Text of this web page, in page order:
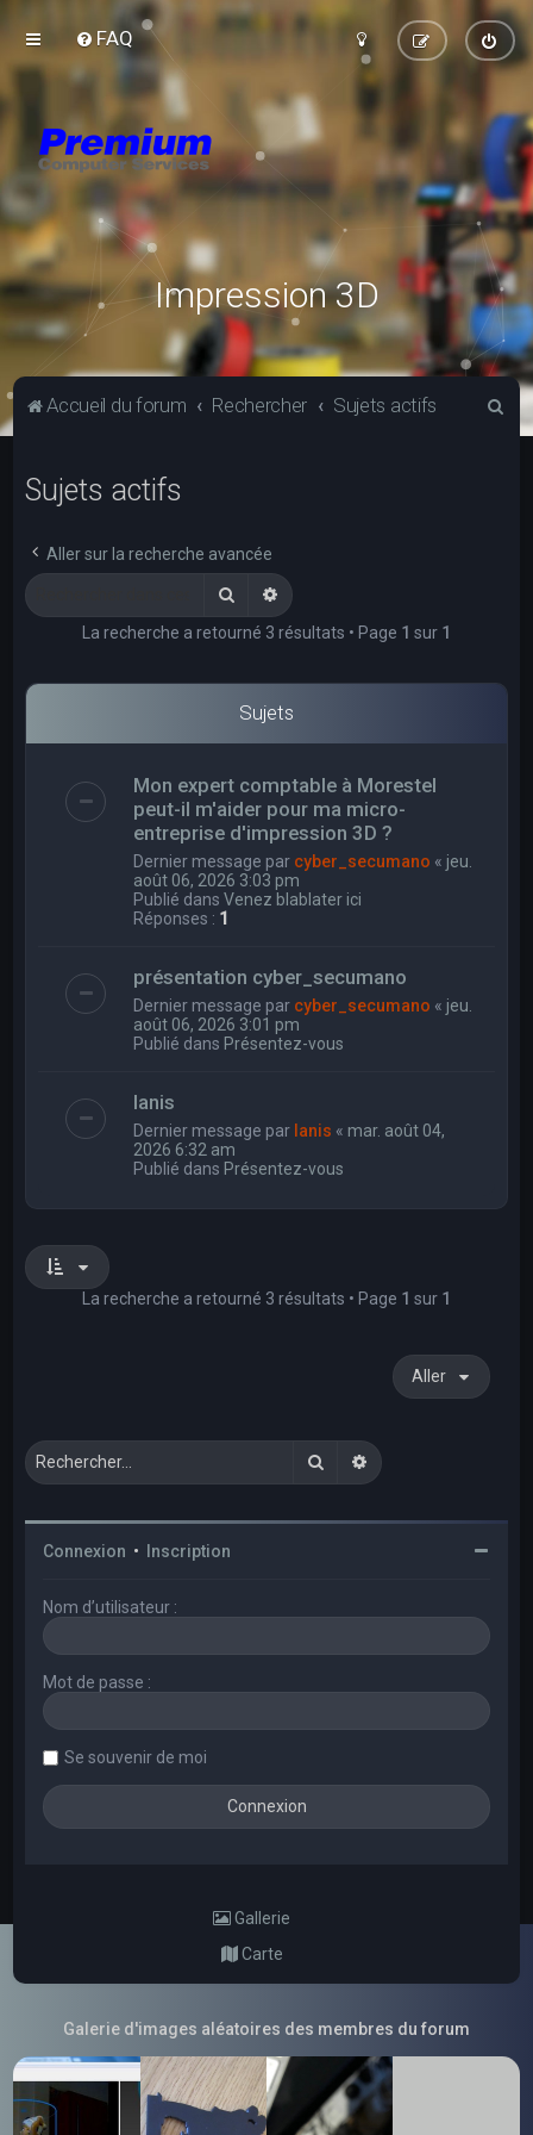
FAQ
Impression 3D
Accueil du forum Rechercher Sujets actifs
Sujets actifs
Aller sur la recherche avancée
RechercherRecherche avancée
La recherche a retourné 3 résultats • Page 1 sur 1
Sujets
Mon expert comptable à Morestel
peut-il m'aider pour ma micro-
entreprise d'impression 3D ?
Dernier message par cyber_secumano « jeu.
août 06, 2026 3:03 pm
Publié dansVenez blablater ici
Réponses : 1
présentation cyber_secumano
Dernier message par cyber_secumano « jeu.
août 06, 2026 3:01 pm
Publié dans Présentez-vous
Ianis
Dernier message par Ianis « mar. août 04,
2026 6:32 am
Publié dans Présentez-vous
La recherche a retourné 3 résultats • Page 1 sur 1
Aller
RechercherRecherche avancée
Connexion • Inscription
Nom d’utilisateur :
Mot de passe :
Se souvenir de moi
Gallerie
Carte
Galerie d'images aléatoires des membres du forum